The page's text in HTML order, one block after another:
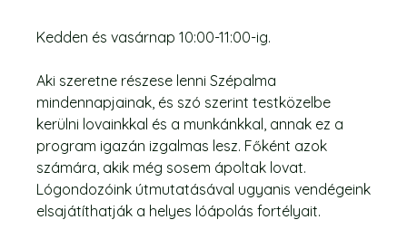
Kedden és vasárnap 10:00-11:00-ig.
Aki szeretne részese lenni Szépalma
mindennapjainak, és szó szerint testközelbe
kerülni lovainkkal és a munkánkkal, annak ez a
program igazán izgalmas lesz. Főként azok
számára, akik még sosem ápoltak lovat.
Lógondozóink útmutatásával ugyanis vendégeink
elsajátíthatják a helyes lóápolás fortélyait.